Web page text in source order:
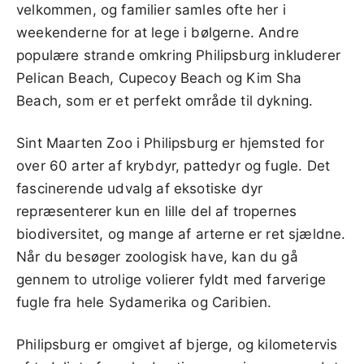
velkommen, og familier samles ofte her i
weekenderne for at lege i bølgerne. Andre
populære strande omkring Philipsburg inkluderer
Pelican Beach, Cupecoy Beach og Kim Sha
Beach, som er et perfekt område til dykning.
Sint Maarten Zoo i Philipsburg er hjemsted for
over 60 arter af krybdyr, pattedyr og fugle. Det
fascinerende udvalg af eksotiske dyr
repræsenterer kun en lille del af tropernes
biodiversitet, og mange af arterne er ret sjældne.
Når du besøger zoologisk have, kan du gå
gennem to utrolige volierer fyldt med farverige
fugle fra hele Sydamerika og Caribien.
Philipsburg er omgivet af bjerge, og kilometervis